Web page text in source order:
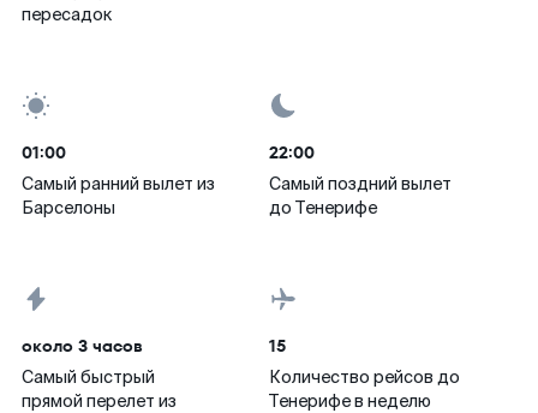
пересадок
01:00
Самый ранний вылет из
Барселоны
22:00
Самый поздний вылет
до Тенерифе
около 3 часов
Самый быстрый
прямой перелет из
15
Количество рейсов до
Тенерифе в неделю